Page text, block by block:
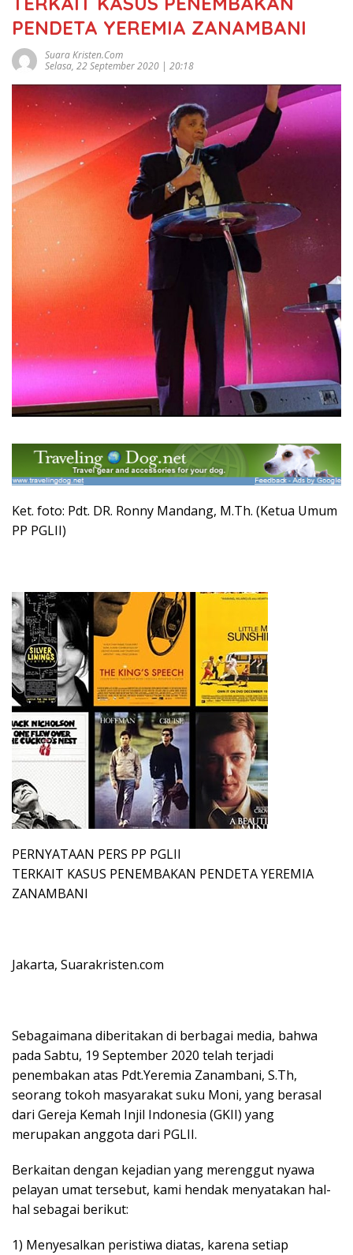
PENDETA YEREMIA ZANAMBANI
Suara Kristen.com
Selasa, 22 September 2020 | 20:18
Ket. foto: Pdt. DR. Ronny Mandang, M.Th. (Ketua Umum
PP PGLII)
PERNYATAAN PERS PP PGLII
TERKAIT KASUS PENEMBAKAN PENDETA YEREMIA
ZANAMBANI
Jakarta, Suarakristen.com
Sebagaimana diberitakan di berbagai media, bahwa
pada Sabtu, 19 September 2020 telah terjadi
penembakan atas Pdt.Yeremia Zanambani, S.Th,
seorang tokoh masyarakat suku Moni, yang berasal
dari Gereja Kemah Injil Indonesia (GKII) yang
merupakan anggota dari PGLII.
Berkaitan dengan kejadian yang merenggut nyawa
pelayan umat tersebut, kami hendak menyatakan hal-
hal sebagai berikut:
1) Menyesalkan peristiwa diatas, karena setiap